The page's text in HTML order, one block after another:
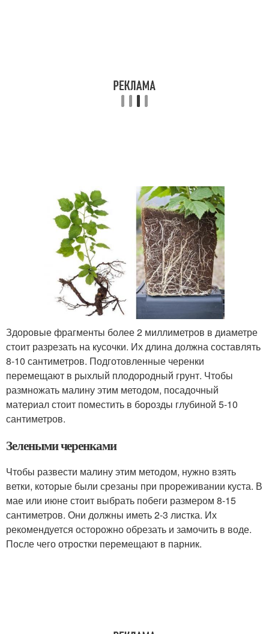
Здоровые фрагменты более 2 миллиметров в диаметре
стоит разрезать на кусочки. Их длина должна составлять
8-10 сантиметров. Подготовленные черенки
перемещают в рыхлый плодородный грунт. Чтобы
размножать малину этим методом, посадочный
материал стоит поместить в борозды глубиной 5-10
сантиметров.
Зелеными черенками
Чтобы развести малину этим методом, нужно взять
ветки, которые были срезаны при прореживании куста. В
мае или июне стоит выбрать побеги размером 8-15
сантиметров. Они должны иметь 2-3 листка. Их
рекомендуется осторожно обрезать и замочить в воде.
После чего отростки перемещают в парник.